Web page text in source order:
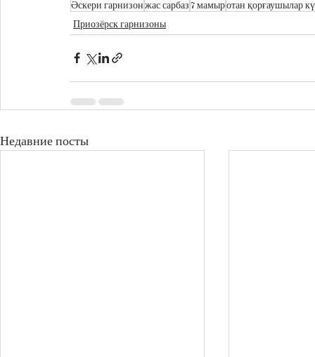
Әскери гарнизонжас сарбаз7 мамыротан қорғаушылар
Приозёрск гарнизоны
Недавние посты